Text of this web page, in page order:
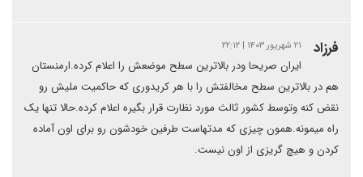
فرزاد ۲۱ شهریور ۱۴۰۳ | ۲۲:۱۲
ایران صریحا ودر بالاترین سطح موضعش را اعلام کرده.ارمنستان
هم در بالاترین سطح مخالفتش را با هر کریدوری که حاکمیت ملیش رو
نقض کنه وتوسط کشور ثالث مورد نظارت قرار بگیره اعلام کرده.حالا تنها یک
راه میمونه.همون چیزی که مدتهاست طرفین خودشون رو برای اون آماده
کردن و هیچ گریزی از اون نیست.